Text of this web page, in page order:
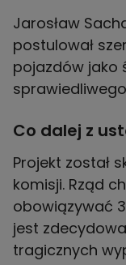
Jarosław
postulował
pojazdów jako
Co dalej z
Projekt został
komisji. Rząd
obowiązywać
jest
tragicznych